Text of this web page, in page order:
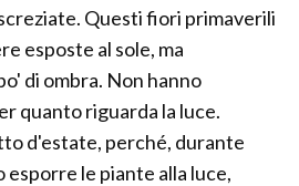
Questi fiori primaverili
esposte al sole, ma
di ombra. Non hanno
quanto riguarda la luce.
d'estate, perché, durante
esporre le piante alla luce,